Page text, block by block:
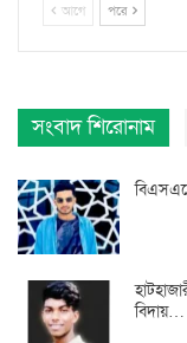
আগে পরে
সংবাদ শিরোনাম
বিদায়…